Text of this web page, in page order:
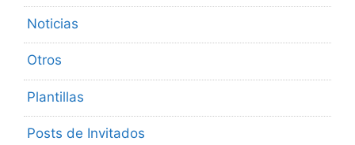
Noticias
Otros
Plantillas
Posts de Invitados